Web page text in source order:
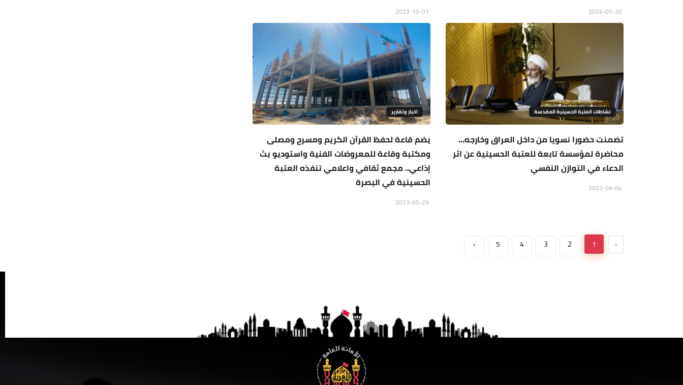
نشاطات العتبة الحسينية المقدسة
تضمنت حضورا نسويا من داخل العراق وخارجه…
محاضرة لمؤسسة تابعة للعتبة الحسينية عن اثر
الدعاء في التوازن النفسي
اخبار وتقارير
يضم قاعة لحفظ القرآن الكريم ومسرح ومصلى
ومكتبة وقاعة للمعروضات الفنية واستوديو بث
إذاعي.. مجمع ثقافي واعلامي تنفذه العتبة
الحسينية في البصرة
‹
1
2
3
4
5
›